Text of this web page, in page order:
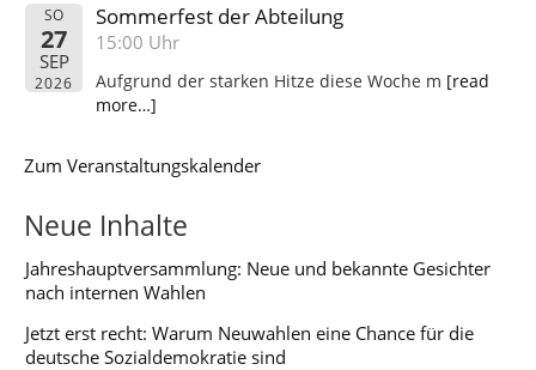
SO
27
SEP
2026
Sommerfest der Abteilung
15:00 Uhr
Aufgrund der starken Hitze diese Woche m [read
more…]
Zum Veranstaltungskalender
Neue Inhalte
Jahreshauptversammlung: Neue und bekannte Gesichter
nach internen Wahlen
Jetzt erst recht: Warum Neuwahlen eine Chance für die
deutsche Sozialdemokratie sind